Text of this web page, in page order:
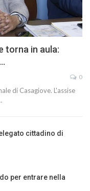
torna in aula:
0
di Casagiove. L'assise
cittadino di
per entrare nella